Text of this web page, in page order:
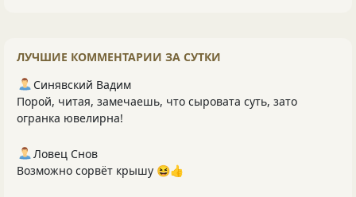
ЛУЧШИЕ КОММЕНТАРИИ ЗА СУТКИ
Синявский Вадим
Порой, читая, замечаешь, что сыровата суть, зато
огранка ювелирна!
Ловец Снов
Возможно сорвёт крышу 😆👍